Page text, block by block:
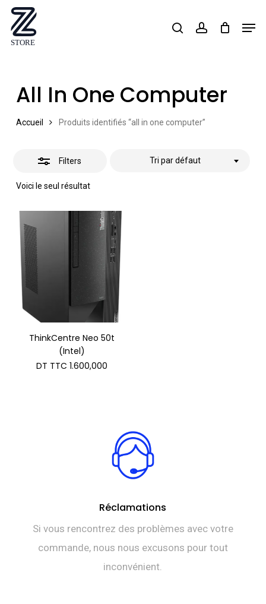
Skip
main
searchaccount
All In One Computer
Accueil Produits identifiés “all in one computer”
Filters
Voici le seul résultat
Tri par défaut
Close
ThinkCentre Neo 50t
(Intel)
DT TTC 1.600,000
Réclamations
Si vous rencontrez des problèmes avec votre
commande, nous nous excusons pour tout
inconvénient.